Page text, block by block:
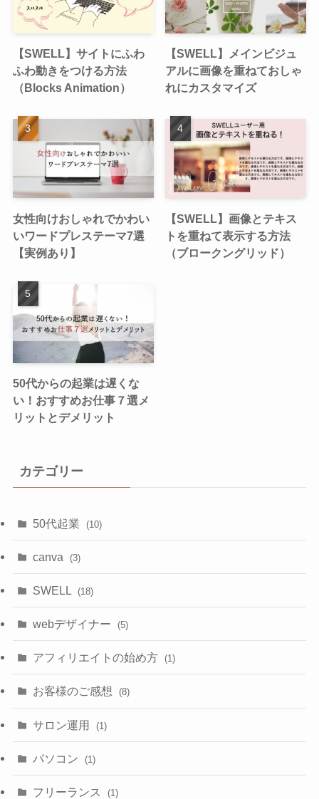
【SWELL】サイトにふわ
ふわ動きをつける方法
（Blocks Animation）
【SWELL】メインビジュ
アルに画像を重ねておしゃ
れにカスタマイズ
女性向けおしゃれでかわい
いワードプレステーマ7選
【実例あり】
【SWELL】画像とテキス
トを重ねて表示する方法
（ブロークングリッド）
50代からの起業は遅くな
い！おすすめお仕事７選メ
リットとデメリット
カテゴリー
50代起業 (10)
canva (3)
SWELL (18)
webデザイナー (5)
アフィリエイトの始め方 (1)
お客様のご感想 (8)
サロン運用 (1)
パソコン (1)
フリーランス (1)